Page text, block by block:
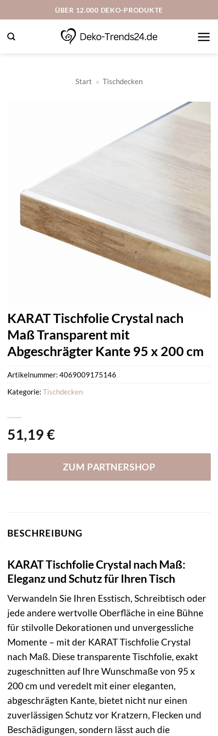
Inhalt
springen
ÜBER 12.000 DEKO-PRODUKTE
Start » Tischdecken
KARAT Tischfolie Crystal nach
Maß Transparent mit
Abgeschrägter Kante 95 x 200 cm
51,19 €
ZUM PARTNERSHOP
Artikelnummer: 4069009175146
Kategorie: Tischdecken
BESCHREIBUNG
KARAT Tischfolie Crystal nach Maß:
Eleganz und Schutz für Ihren Tisch
Verwandeln Sie Ihren Esstisch, Schreibtisch oder
jede andere wertvolle Oberfläche in eine Bühne
für stilvolle Dekorationen und unvergessliche
Momente – mit der KARAT Tischfolie Crystal
nach Maß. Diese transparente Tischfolie, exakt
zugeschnitten auf Ihre Wunschmaße von 95 x
200 cm und veredelt mit einer eleganten,
abgeschrägten Kante, bietet nicht nur einen
zuverlässigen Schutz vor Kratzern, Flecken und
Beschädigungen, sondern lässt auch die